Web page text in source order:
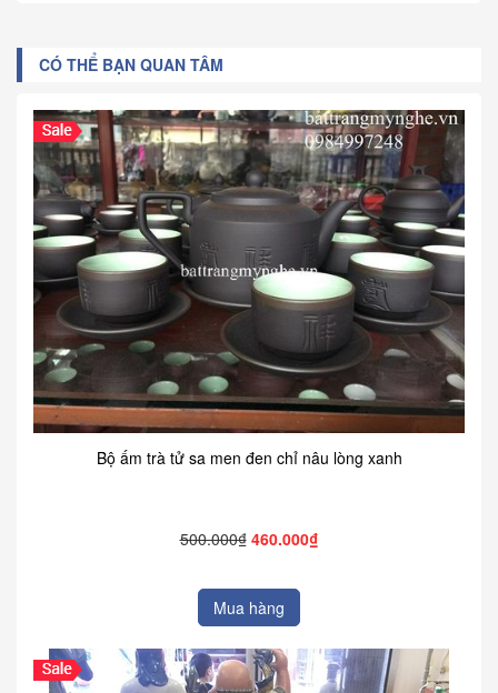
CÓ THỂ BẠN QUAN TÂM
Bộ ấm trà tử sa men đen chỉ nâu lòng xanh
500.000₫ 460.000₫
Mua hàng